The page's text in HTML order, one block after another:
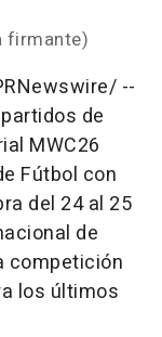
firmante)
--
de
MWC26
Fútbol con
del 24 al 25
de
competición
los últimos